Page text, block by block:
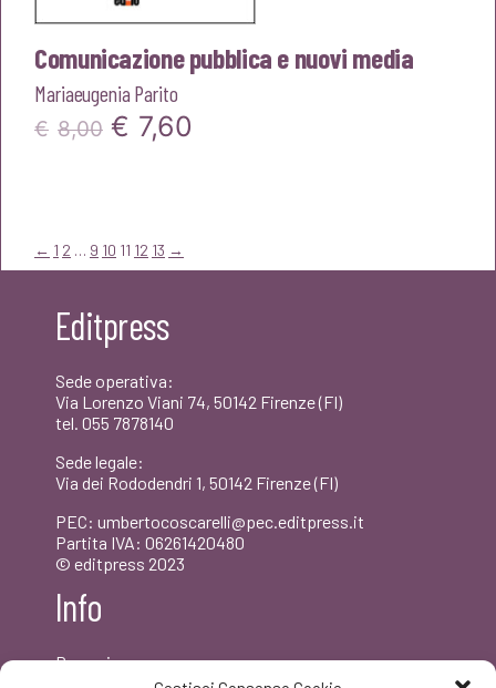
Comunicazione pubblica e nuovi media
Mariaeugenia Parito
€ 8,00 Il
era:
€ 7,60
← 1 2 … 9 10 11 12 13 →
Editpress
Sede operativa:
Via Lorenzo Viani 74, 50142 Firenze (FI)
tel. 055 7878140
Sede legale:
Via dei Rododendri 1, 50142 Firenze (FI)
PEC: umbertocoscarelli@pec.editpress.it
Partita IVA: 06261420480
© editpress 2023
Info
Dove siamo